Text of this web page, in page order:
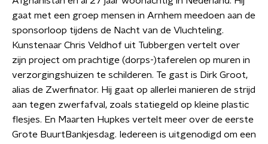
gaat met een groep mensen in Arnhem meedoen aan de
sponsorloop tijdens de Nacht van de Vluchteling.
Kunstenaar Chris Veldhof uit Tubbergen vertelt over
zijn project om prachtige (dorps-)taferelen op muren in
verzorgingshuizen te schilderen. Te gast is Dirk Groot,
alias de Zwerfinator. Hij gaat op allerlei manieren de strijd
aan tegen zwerfafval, zoals statiegeld op kleine plastic
flesjes. En Maarten Hupkes vertelt meer over de eerste
Grote BuurtBankjesdag. Iedereen is uitgenodigd om een